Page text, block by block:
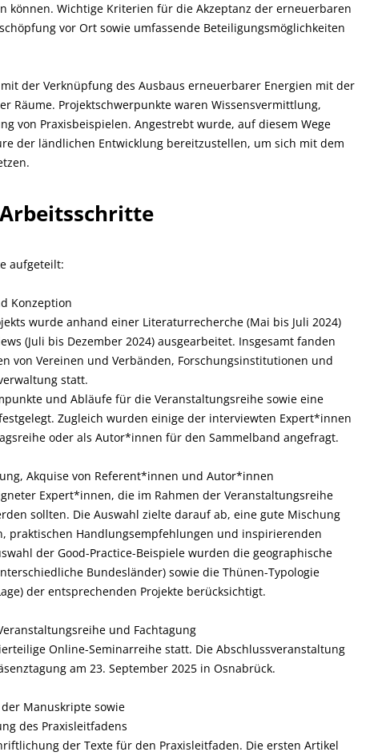
können. Wichtige Kriterien für die Akzeptanz der erneuerbaren
vor Ort sowie umfassende Beteiligungsmöglichkeiten
der Verknüpfung des Ausbaus erneuerbarer Energien mit der
Räume. Projektschwerpunkte waren Wissensvermittlung,
von Praxisbeispielen. Angestrebt wurde, auf diesem Wege
der ländlichen Entwicklung bereitzustellen, um sich mit dem
Arbeitsschritte
aufgeteilt:
Konzeption
wurde anhand einer Literaturrecherche (Mai bis Juli 2024)
(Juli bis Dezember 2024) ausgearbeitet. Insgesamt fanden
von Vereinen und Verbänden, Forschungsinstitutionen und
statt.
und Abläufe für die Veranstaltungsreihe sowie eine
Zugleich wurden einige der interviewten Expert*innen
oder als Autor*innen für den Sammelband angefragt.
Akquise von Referent*innen und Autor*innen
Expert*innen, die im Rahmen der Veranstaltungsreihe
sollten. Die Auswahl zielte darauf ab, eine gute Mischung
praktischen Handlungsempfehlungen und inspirierenden
der Good-Practice-Beispiele wurden die geographische
Bundesländer) sowie die Thünen-Typologie
der entsprechenden Projekte berücksichtigt.
und Fachtagung
Online-Seminarreihe statt. Die Abschlussveranstaltung
am 23. September 2025 in Osnabrück.
Manuskripte sowie
des Praxisleitfadens
der Texte für den Praxisleitfaden. Die ersten Artikel